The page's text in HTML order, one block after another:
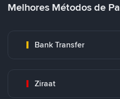
Melhores Métodos de
Bank Transfer
Ziraat